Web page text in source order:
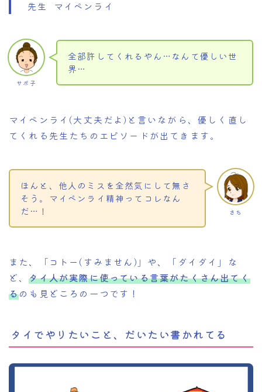
先生 マイペンライ
サボ子
全部許してくれるやん…なんて優しい世
界…
マイペンライ(大丈夫だよ)と言いながら、優しく直し
てくれる先生たちのエピソードが出てきます。
さち
ほんと、他人のミスを全然気にして無さ
そう。マイペンライ精神ってコレなん
だ…！
また、「コトー(すみません)」や、「ダイダイ」な
ど、タイ人が実際に使っている言葉がたくさん出てく
るのも見どころの一つです！
タイでやりたいこと、だいたい書かれてる